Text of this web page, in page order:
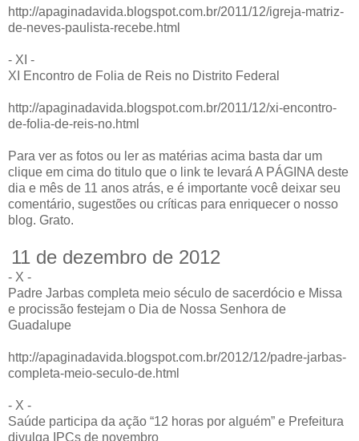
http://apaginadavida.blogspot.com.br/2011/12/igreja-matriz-
de-neves-paulista-recebe.html
- XI -
XI Encontro de Folia de Reis no Distrito Federal
http://apaginadavida.blogspot.com.br/2011/12/xi-encontro-
de-folia-de-reis-no.html
Para ver as fotos ou ler as matérias acima basta dar um
clique em cima do titulo que o link te levará A PÁGINA deste
dia e mês de 11 anos atrás, e é importante você deixar seu
comentário, sugestões ou críticas para enriquecer o nosso
blog. Grato.
11 de dezembro de 2012
- X -
Padre Jarbas completa meio século de sacerdócio e Missa
e procissão festejam o Dia de Nossa Senhora de
Guadalupe
http://apaginadavida.blogspot.com.br/2012/12/padre-jarbas-
completa-meio-seculo-de.html
- X -
Saúde participa da ação “12 horas por alguém” e Prefeitura
divulga IPCs de novembro